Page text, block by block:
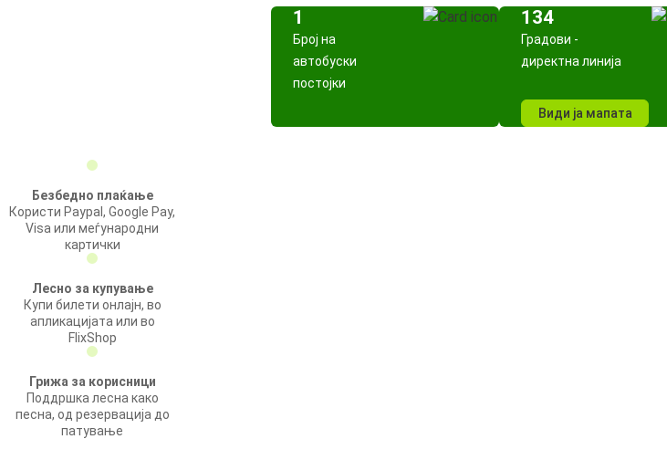
1
Број на
автобуски
постојки
134
Градови -
директна линија
Види ја мапата
Безбедно плаќање
Користи Paypal, Google Pay,
Visa или меѓународни
картички
Лесно за купување
Купи билети онлајн, во
апликацијата или во
FlixShop
Грижа за корисници
Поддршка лесна како
песна, од резервација до
патување